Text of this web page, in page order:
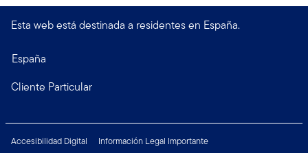
Esta web está destinada a residentes en España.
España
Cliente Particular
Accesibilidad Digital
Información Legal Importante